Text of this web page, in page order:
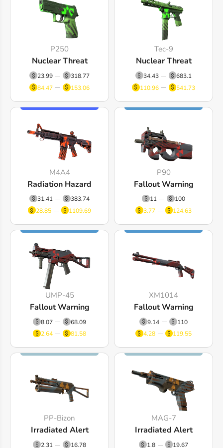
P250
Nuclear Threat
23.99
318.77
84.47
153.06
Tec-9
Nuclear Threat
34.43
683.1
110.96
541.73
M4A4
Radiation Hazard
31.41
383.74
28.85
1109.69
P90
Fallout Warning
11
100
3.77
124.63
UMP-45
Fallout Warning
8.07
68.09
2.64
81.58
XM1014
Fallout Warning
9.14
110
4.28
119.55
PP-Bizon
Irradiated Alert
2.31
16.78
MAG-7
Irradiated Alert
1.8
19.67